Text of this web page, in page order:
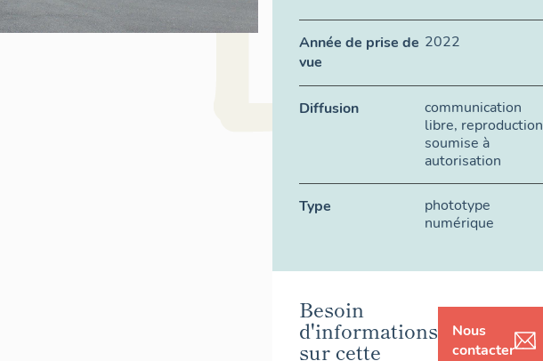
Année de prise de
vue
2022
Diffusion
communication
libre, reproduction
soumise à
autorisation
Type
phototype
numérique
Besoin
d'informations
sur cette
Nous
contacter